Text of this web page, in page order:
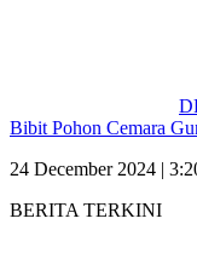
Bibit Pohon Cemara
24 December 2024 |
BERITA TERKINI